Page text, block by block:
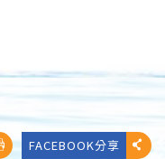
FACEBOOK分享